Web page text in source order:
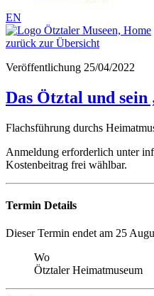
EN
zurück zur Übersicht
Veröffentlichung 25/04/2022
Das Ötztal und sein
Flachsführung durchs
Anmeldung erforderlich unter
Kostenbeitrag frei wählbar.
Termin Details
Dieser Termin endet am 25
Wo
Ötztaler Heimatmuseum